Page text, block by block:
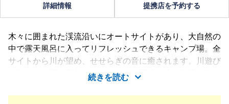
詳細情報 提携店を予約する
木々に囲まれた渓流沿いにオートサイトがあり、大自然の
中で露天風呂に入ってリフレッシュできるキャンプ場。全
サイトから川が望め、せせらぎの音に癒されます。川遊び
も楽しめる隠れ家的スポットです。平地に比べ気温が3～
5度ほど低く、夏場でも過ごしやすくなっております。
続きを読む